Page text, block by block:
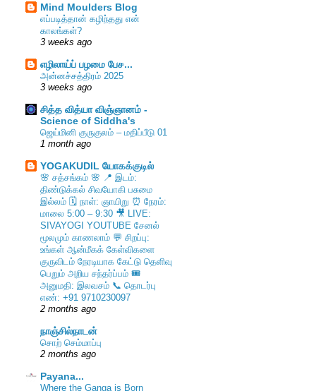
Mind Moulders Blog
எப்படித்தான் கழிந்தது என்
காலங்கள்?
3 weeks ago
எழிலாய்ப் பழமை பேச...
அன்னச்சத்திரம் 2025
3 weeks ago
சித்த வித்யா விஞ்ஞானம் -
Science of Siddha's
ஜெய்மினி குருகுலம் – மதிப்பீடு 01
1 month ago
YOGAKUDIL யோகக்குடில்
🌸 சத்சங்கம் 🌸 📍 இடம்:
திண்டுக்கல் சிவயோகி பசுமை
இல்லம் 🗓️ நாள்: ஞாயிறு ⏰ நேரம்:
மாலை 5:00 – 9:30 🎥 LIVE:
SIVAYOGI YOUTUBE சேனல்
மூலமும் காணலாம் 💬 சிறப்பு:
உங்கள் ஆன்மீகக் கேள்விகளை
குருவிடம் நேரடியாக கேட்டு தெளிவு
பெறும் அறிய சந்தர்ப்பம் 🎟️
அனுமதி: இலவசம் 📞 தொடர்பு
எண்: +91 9710230097
2 months ago
நாஞ்சில்நாடன்
சொற் செம்மாப்பு
2 months ago
Payana...
Where the Ganga is Born